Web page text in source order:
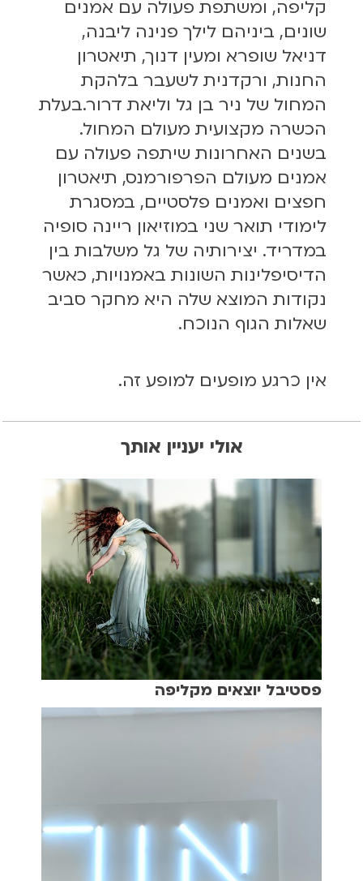
קליפה, ומשתפת פעולה עם אמנים
שונים, ביניהם לילך פנינה ליבנה,
דניאל שופרא ומעין דנוך, תיאטרון
החנות, ורקדנית לשעבר בלהקת
המחול של ניר בן גל וליאת דרור.בעלת
הכשרה מקצועית מעולם המחול.
בשנים האחרונות שיתפה פעולה עם
אמנים מעולם הפרפורמנס, תיאטרון
חפצים ואמנים פלסטיים, במסגרת
לימודי תואר שני במוזיאון ריינה סופיה
במדריד. יצירותיה של גל משלבות בין
הדיסיפלינות השונות באמנויות, כאשר
נקודות המוצא שלה היא מחקר סביב
שאלות הגוף הנוכח.
אין כרגע מופעים למופע זה.
אולי יעניין אותך
פסטיבל יוצאים מקליפה